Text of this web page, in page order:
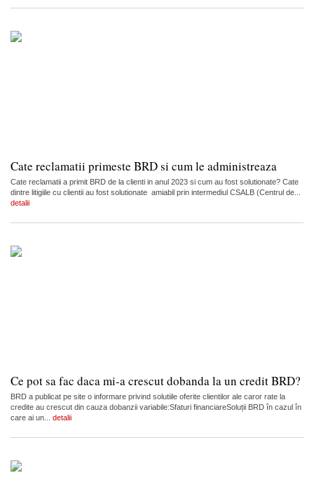
Cate reclamatii primeste BRD si cum le administreaza
Cate reclamatii a primit BRD de la clienti in anul 2023 si cum au fost solutionate? Cate
dintre litigiile cu clientii au fost solutionate amiabil prin intermediul CSALB (Centrul de...
detalii
Ce pot sa fac daca mi-a crescut dobanda la un credit BRD?
BRD a publicat pe site o informare privind solutiile oferite clientilor ale caror rate la
credite au crescut din cauza dobanzii variabile:Sfaturi financiareSoluții BRD în cazul în
care ai un... detalii